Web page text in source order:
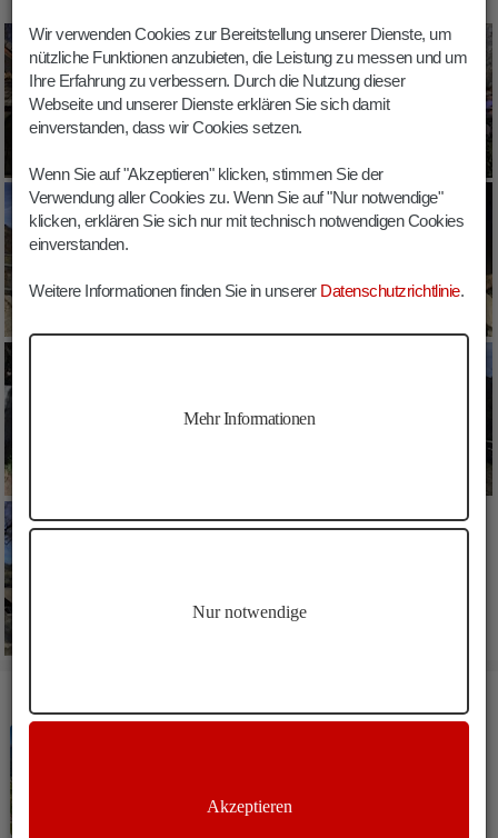
Wir verwenden Cookies zur Bereitstellung unserer Dienste, um
nützliche Funktionen anzubieten, die Leistung zu messen und um
Ihre Erfahrung zu verbessern. Durch die Nutzung dieser
Webseite und unserer Dienste erklären Sie sich damit
einverstanden, dass wir Cookies setzen.
Wenn Sie auf "Akzeptieren" klicken, stimmen Sie der
Verwendung aller Cookies zu. Wenn Sie auf "Nur notwendige"
klicken, erklären Sie sich nur mit technisch notwendigen Cookies
einverstanden.
Weitere Informationen finden Sie in unserer Datenschutzrichtlinie.
Mehr Informationen
Nur notwendige
Akzeptieren